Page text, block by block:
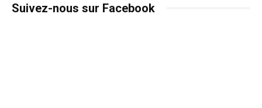
Suivez-nous sur Facebook